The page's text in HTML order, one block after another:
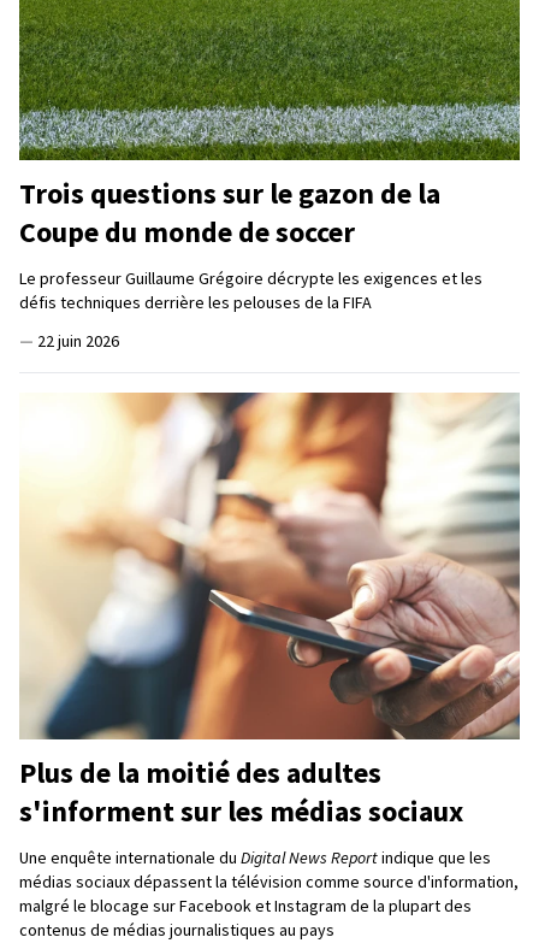
Trois questions sur le gazon de la
Coupe du monde de soccer
Le professeur Guillaume Grégoire décrypte les exigences et les
défis techniques derrière les pelouses de la FIFA
— 22 juin 2026
Plus de la moitié des adultes
s'informent sur les médias sociaux
Une enquête internationale du Digital News Reportindique que les
médias sociaux dépassent la télévision comme source d'information,
malgré le blocage sur Facebook et Instagram de la plupart des
contenus de médias journalistiques au pays